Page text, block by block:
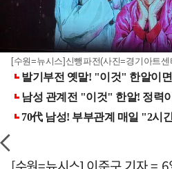
[수원=뉴시스]신뺑파전(사진=경기아트